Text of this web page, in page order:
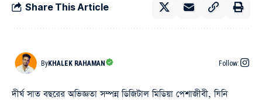
Share This Article
ByKHALEK RAHAMAN Follow:
দীর্ঘ সাত বছরের অভিজ্ঞতা সম্পন্ন ডিজিটাল মিডিয়া পেশাজীবী, যিনি